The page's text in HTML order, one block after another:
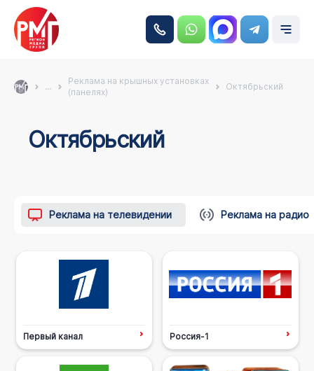
...
Реклама на крышных установках
(панелях)
Октябрьский
Октябрьский
Реклама на телевидении Реклама на радио
Первый канал Россия-1